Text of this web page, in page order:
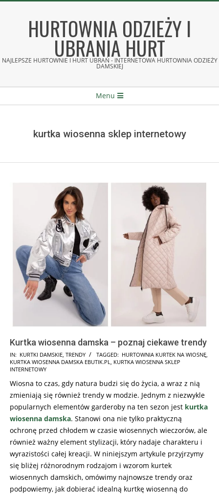
HURTOWNIA ODZIEŻY I
UBRANIA HURT
NAJLEPSZE HURTOWNIE I HURT UBRAŃ - INTERNETOWA HURTOWNIA ODZIEŻY
DAMSKIEJ
Menu
kurtka wiosenna sklep internetowy
Kurtka wiosenna damska – poznaj ciekawe trendy
2024-
02-
IN: KURTKI DAMSKIE TRENDY TAGGED: HURTOWNIA KURTEK NA WIOSNĘ
KURTKA WIOSENNA DAMSKA EBUTIK.PL
KURTKA WIOSENNA SKLEP
INTERNETOWY
Wiosna to czas, gdy natura budzi się do życia, a wraz z nią
zmieniają się również trendy w modzie. Jednym z niezwykle
popularnych elementów garderoby na ten sezon jest kurtka
wiosenna damska. Stanowi ona nie tylko praktyczną
ochronę przed chłodem w czasie wiosennych wieczorów, ale
również ważny element stylizacji, który nadaje charakteru i
wyrazistości całej kreacji. W niniejszym artykule przyjrzymy
się bliżej różnorodnym rodzajom i wzorom kurtek
wiosennych damskich, omówimy najnowsze trendy oraz
podpowiemy, jak dobierać idealną kurtkę wiosenną do